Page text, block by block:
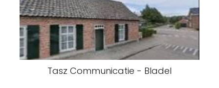
Tasz Communicatie - Bladel